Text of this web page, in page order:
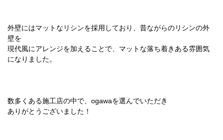
外壁にはマットなリシンを採用しており、昔ながらのリシンの外
壁を
現代風にアレンジを加えることで、マットな落ち着きある雰囲気
になりました。
数多くある施工店の中で、ogawaを選んでいただき
ありがとうございました！